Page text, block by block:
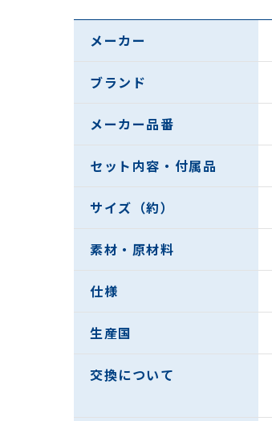
メーカー
ブランド
メーカー品番
セット内容・付属品
サイズ（約）
素材・原材料
仕様
生産国
交換について